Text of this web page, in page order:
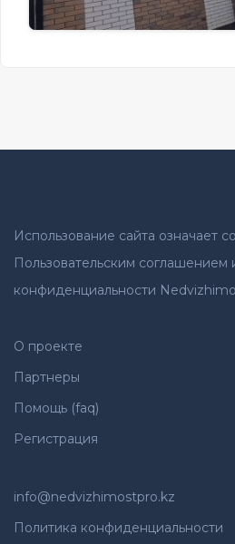
Использование сайта означает
Пользовательским соглашением
конфиденциальности
О проекте
Партнеры
Помощь (faq)
Регистрация
info@nedvizhimostpro.kz
Политика конфиденциальности